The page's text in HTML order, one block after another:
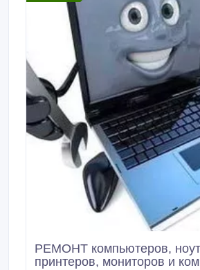
РЕМОНТ компьютеров,
принтеров, мониторов и